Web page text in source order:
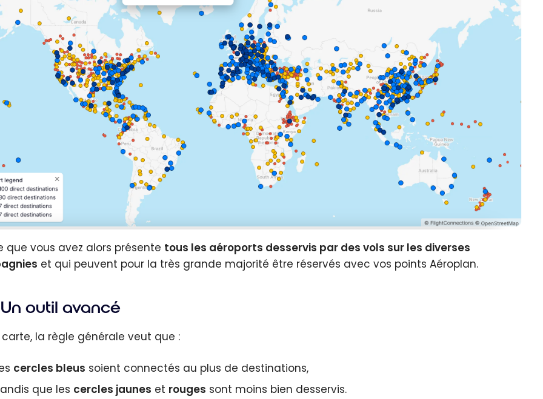
que vous avez alors présente tous les aéroports desservis par des vols sur les diverses
et qui peuvent pour la très grande majorité être réservés avec vos points Aéroplan.
Un outil avancé
carte, la règle générale veut que :
cercles bleus soient connectés au plus de destinations,
que les cercles jaunes et rouges sont moins bien desservis.